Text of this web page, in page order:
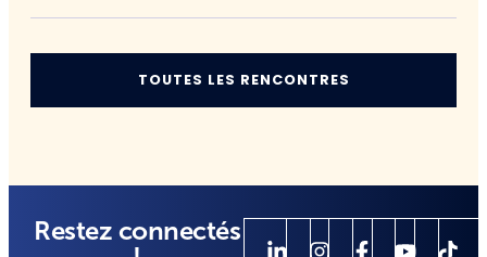
TOUTES LES RENCONTRES
Restez connectés